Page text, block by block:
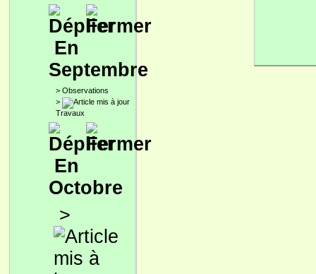
En
Septembre
> Observations
>
Travaux
En
Octobre
>